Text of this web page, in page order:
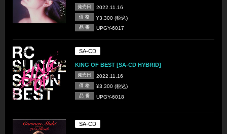
発売日 2022.11.16
価 格 ¥3,300 (税込)
品 番 UPGY-6017
SA-CD
KING OF BEST [SA-CD HYBRID]
発売日 2022.11.16
価 格 ¥3,300 (税込)
品 番 UPGY-6018
SA-CD